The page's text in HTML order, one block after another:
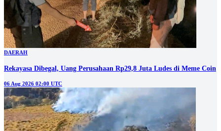
DAERAH
Rekayasa Dibegal, Uang Perusahaan Rp29,8 Juta Ludes di Meme Coin
06 Aug 2026 02:00 UTC